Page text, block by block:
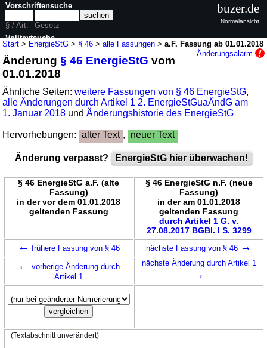
Start > EnergieStG > § 46 >alle Fassungen >a.F. Fassung ab 01.01.2018
Änderungsalarm
Änderung§ 46 EnergieStG vom
01.01.2018
Ähnliche Seiten:weitere Fassungen von § 46 EnergieStG,
alle Änderungen durch Artikel 1 2. EnergieStGuaÄndG am
1. Januar 2018 undÄnderungshistorie des EnergieStG
Hervorhebungen: alter Text , neuer Text
Änderung verpasst? EnergieStG hier überwachen!
§ 46 EnergieStG a.F. (alte
Fassung)
in der vor dem 01.01.2018
geltenden Fassung
§ 46 EnergieStG n.F. (neue
Fassung)
in der am 01.01.2018
geltenden Fassung
durch Artikel 1 G. v.
27.08.2017 BGBl. I S. 3299
← frühere Fassung von § 46 nächste Fassung von § 46 →
← vorherige Änderung durch
Artikel 1
nächste Änderung durch Artikel 1
→
(Textabschnitt unverändert)
Vorschriftensuche
§ / Art.
Gesetz
Volltextsuche
nur in EnergieStG
buzer.de
Normalansicht